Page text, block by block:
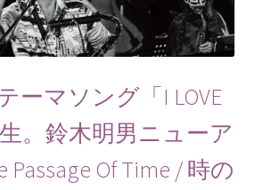
ーマソング「I LOVE
生。鈴木明男ニューア
Of Time / 時の